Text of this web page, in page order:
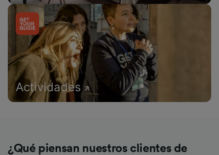
Actividades
¿Qué piensan nuestros clientes de